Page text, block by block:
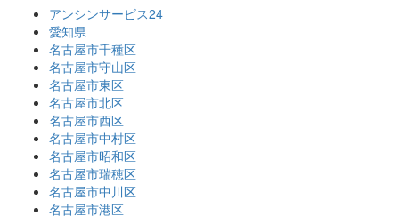
アンシンサービス24
愛知県
名古屋市千種区
名古屋市守山区
名古屋市東区
名古屋市北区
名古屋市西区
名古屋市中村区
名古屋市昭和区
名古屋市瑞穂区
名古屋市中川区
名古屋市港区